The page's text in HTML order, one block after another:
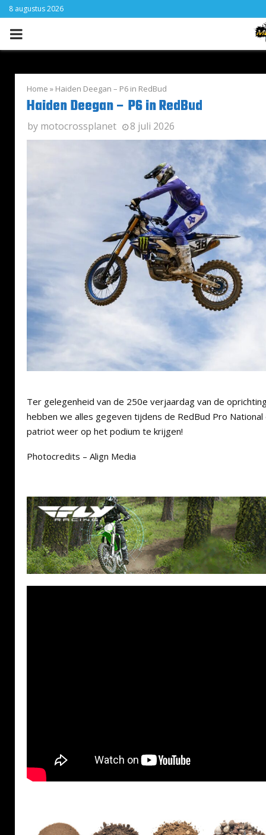
8 augustus 2026
PRIMARY
Home » Haiden Deegan – P6 in RedBud
Haiden Deegan – P6 in RedBud
by motocrossplanet 8 juli 2026
Ter gelegenheid van de 250e verjaardag van de
hebben we alles gegeven tijdens de RedBud Pro National
patriot weer op het podium te krijgen!
Photocredits – Align Media